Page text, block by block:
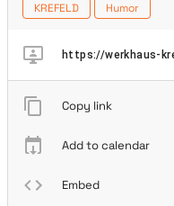
KREFELD Humor
https://werkhaus-
Copy link
Add to calendar
Embed